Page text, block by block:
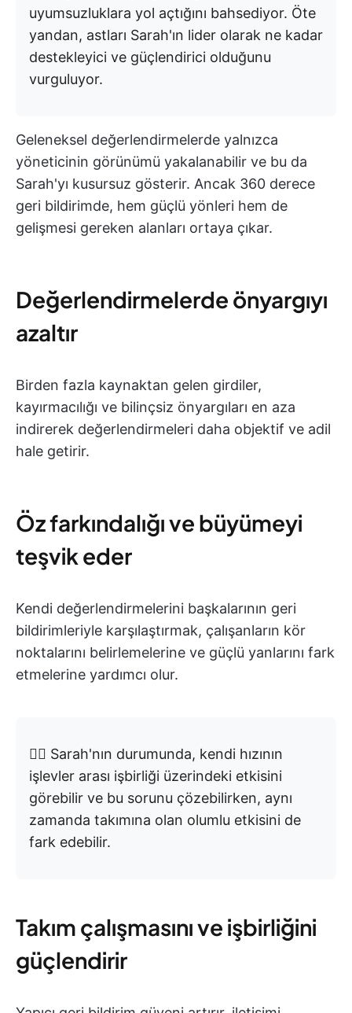
uyumsuzluklara yol açtığını bahsediyor. Öte
yandan, astları Sarah'ın lider olarak ne kadar
destekleyici ve güçlendirici olduğunu
vurguluyor.
Geleneksel değerlendirmelerde yalnızca
yöneticinin görünümü yakalanabilir ve bu da
Sarah'yı kusursuz gösterir. Ancak 360 derece
geri bildirimde, hem güçlü yönleri hem de
gelişmesi gereken alanları ortaya çıkar.
Değerlendirmelerde önyargıyı
azaltır
Birden fazla kaynaktan gelen girdiler,
kayırmacılığı ve bilinçsiz önyargıları en aza
indirerek değerlendirmeleri daha objektif ve adil
hale getirir.
Öz farkındalığı ve büyümeyi
teşvik eder
Kendi değerlendirmelerini başkalarının geri
bildirimleriyle karşılaştırmak, çalışanların kör
noktalarını belirlemelerine ve güçlü yanlarını fark
etmelerine yardımcı olur.
👉🏼 Sarah'nın durumunda, kendi hızının
işlevler arası işbirliği üzerindeki etkisini
görebilir ve bu sorunu çözebilirken, aynı
zamanda takımına olan olumlu etkisini de
fark edebilir.
Takım çalışmasını ve işbirliğini
güçlendirir